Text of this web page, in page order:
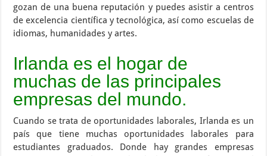
gozan de una buena reputación y puedes asistir a centros
de excelencia científica y tecnológica, así como escuelas de
idiomas, humanidades y artes.
Irlanda es el hogar de
muchas de las principales
empresas del mundo.
Cuando se trata de oportunidades laborales, Irlanda es un
país que tiene muchas oportunidades laborales para
estudiantes graduados. Donde hay grandes empresas